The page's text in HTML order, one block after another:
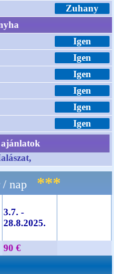
Zuhany
Igen
Igen
Igen
Igen
Igen
Igen
nap ***
3.7. -
28.8.2025.
90 €